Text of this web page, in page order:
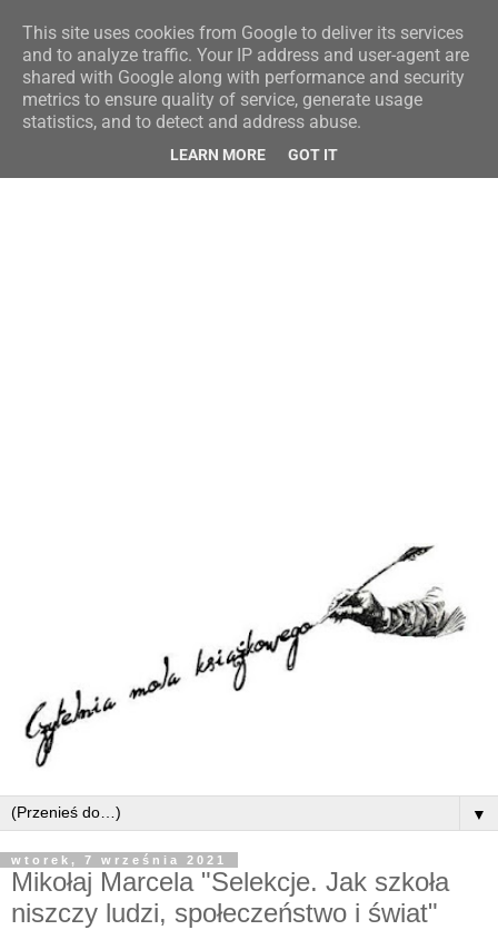
▼
wtorek, 7 września 2021
Mikołaj Marcela "Selekcje. Jak szkoła
niszczy ludzi, społeczeństwo i świat"
This site uses cookies from Google to deliver its services
and to analyze traffic. Your IP address and user-agent are
shared with Google along with performance and security
metrics to ensure quality of service, generate usage
statistics, and to detect and address abuse.
LEARN MORE GOT IT